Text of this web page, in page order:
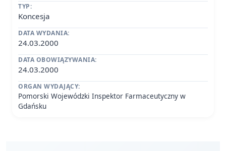
TYP:
Koncesja
DATA WYDANIA:
24.03.2000
DATA OBOWIĄZYWANIA:
24.03.2000
ORGAN WYDAJĄCY:
Pomorski Wojewódzki Inspektor Farmaceutyczny w
Gdańsku